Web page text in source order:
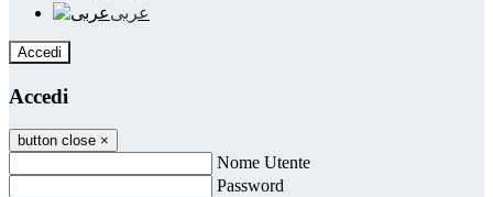
عربى
Accedi
Accedi
button close ×
Nome Utente
Password